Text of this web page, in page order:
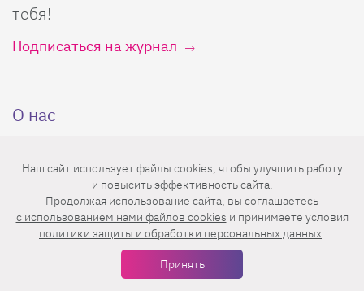
тебя!
Подписаться на журнал
О нас
О проекте
Контакты
Авторы
Лизабокс
Калькуляторы
Кроссворды
Все теги
Наш сайт использует файлы cookies, чтобы улучшить работу
и повысить эффективность сайта.
Продолжая использование сайта, вы соглашаетесь
c использованием нами файлов cookies и принимаете условия
политики защиты и обработки персональных данных.
Принять